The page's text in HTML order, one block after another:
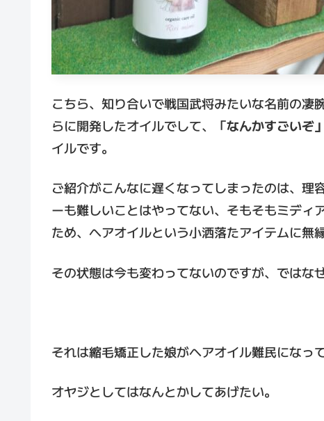
こちら、知り合いで戦国武将みたいな名前の凄
らに開発したオイルでして、「なんかすごいぞ」
イルです。
ご紹介がこんなに遅くなってしまったのは、
ーも難しいことはやってない、そもそもミディ
ため、ヘアオイルという小洒落たアイテムに無
その状態は今も変わってないのですが、ではな
それは縮毛矯正した娘がヘアオイル難民になっ
オヤジとしてはなんとかしてあげたい。